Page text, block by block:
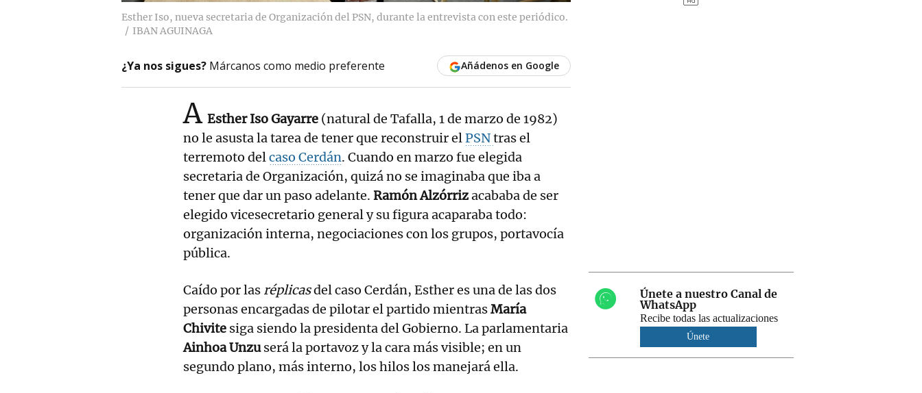
Esther Iso, nueva secretaria de Organización del PSN, durante la entrevista con este periódico.
IBAN AGUINAGA
¿Ya nos sigues? Márcanos como medio preferente Añádenos en Google
A Esther Iso Gayarre (natural de Tafalla, 1 de marzo de 1982)
no le asusta la tarea de tener que reconstruir elPSNtras el
terremoto delcaso Cerdán. Cuando en marzo fue elegida
secretaria de Organización, quizá no se imaginaba que iba a
tener que dar un paso adelante. Ramón Alzórrizacababa de ser
elegido vicesecretario general y su figura acaparaba todo:
organización interna, negociaciones con los grupos, portavocía
pública.
Caído por las réplicasdel caso Cerdán, Esther es una de las dos
personas encargadas de pilotar el partido mientrasMaría
Chivite siga siendo la presidenta del Gobierno. La parlamentaria
Ainhoa Unzuserá la portavoz y la cara más visible; en un
segundo plano, más interno, los hilos los manejará ella.
Únete a nuestro Canal de
WhatsApp
Recibe todas las actualizaciones
Únete